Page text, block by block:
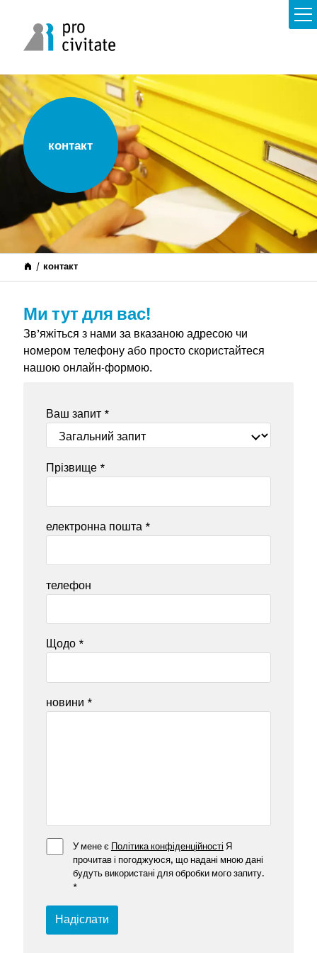
контакт
контакт
Ми тут для вас!
Зв’яжіться з нами за вказаною адресою чи
номером телефону або просто скористайтеся
нашою онлайн-формою.
Ваш запит *
Прізвище *
електронна пошта *
телефон
Щодо *
новини *
У мене є Політика конфіденційності Я
прочитав і погоджуюся, що надані мною дані
будуть використані для обробки мого запиту.
*
Надіслати